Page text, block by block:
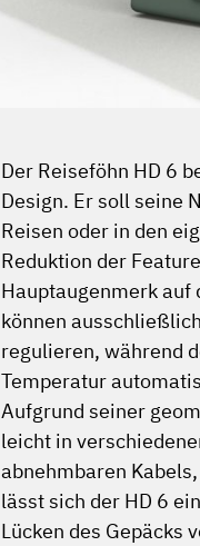
Der Reiseföhn HD 6
Design. Er soll seine
Reisen oder in den
Reduktion der
Hauptaugenmerk auf
können
regulieren, während
Temperatur
Aufgrund seiner
leicht in
abnehmbaren
lässt sich der HD 6
Lücken des Gepäcks